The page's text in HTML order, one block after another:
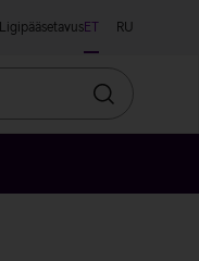
LigipääsetavusET RU
Otsin